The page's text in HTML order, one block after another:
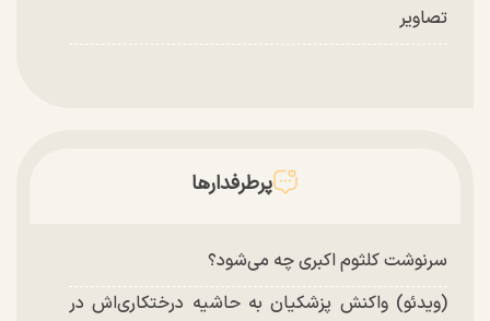
تصاویر
پرطرفدارها
سرنوشت کلثوم اکبری چه می‌شود؟
(ویدئو) واکنش پزشکیان به حاشیه درختکاری‌اش در